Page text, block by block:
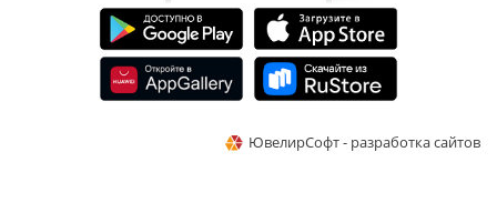
ЮвелирСофт - разработка сайтов